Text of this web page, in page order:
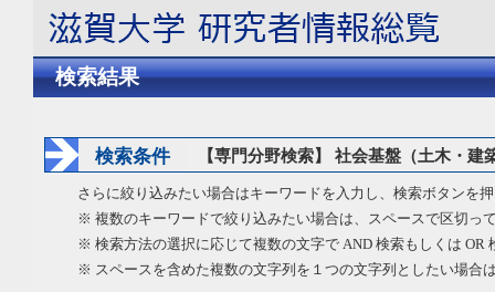
検索結果
検索条件 【専門分野検索】 社会基盤（土木・
さらに絞り込みたい場合はキーワードを入力し、検索ボタンを
※ 複数のキーワードで絞り込みたい場合は、スペースで区切っ
※ 検索方法の選択に応じて複数の文字で AND 検索もしくは OR
※ スペースを含めた複数の文字列を１つの文字列としたい場合